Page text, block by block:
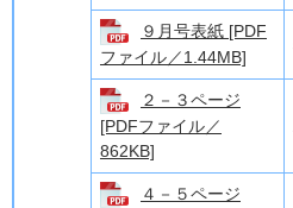
９月号表紙 [PDF
ファイル／1.44MB]
２－３ページ
[PDFファイル／
862KB]
４－５ページ